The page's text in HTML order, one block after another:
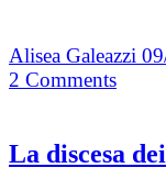
Alisea Galeazzi
2 Comments
La discesa